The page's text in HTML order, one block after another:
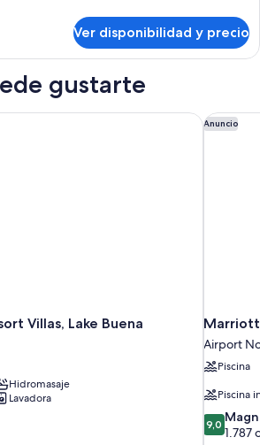
Ver disponibilidad y precio
gustarte
Villas, Lake Buena
Hidromasaje
Lavadora
Villas, Lake Buena Vista/Orlando
Anuncio
Airport
Piscina
Piscina
9.0
de
9,0
1.787
Marriott